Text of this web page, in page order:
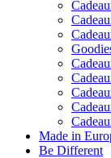
Made in
Be Different